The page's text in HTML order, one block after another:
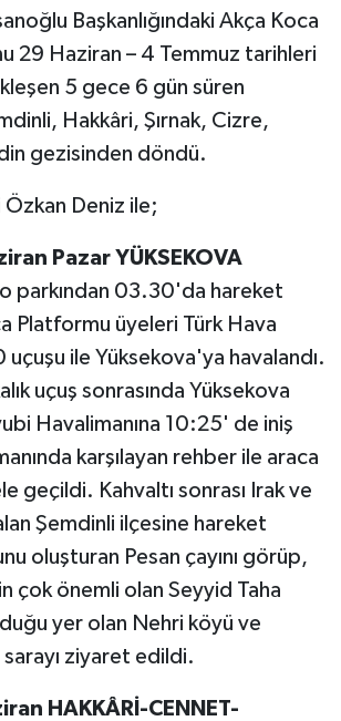
Başkanlığındaki Akça Koca
29 Haziran – 4 Temmuz tarihleri
5 gece 6 gün süren
Hakkâri, Şırnak, Cizre,
gezisinden döndü.
Deniz ile;
Pazar YÜKSEKOVA
parkından 03.30'da hareket
Platformu üyeleri Türk Hava
uçuşu ile Yüksekova'ya havalandı.
uçuş sonrasında Yüksekova
Havalimanına 10:25' de iniş
karşılayan rehber ile araca
geçildi. Kahvaltı sonrası Irak ve
Şemdinli ilçesine hareket
oluşturan Pesan çayını görüp,
çok önemli olan Seyyid Taha
yer olan Nehri köyü ve
ziyaret edildi.
HAKKÂRİ-CENNET-